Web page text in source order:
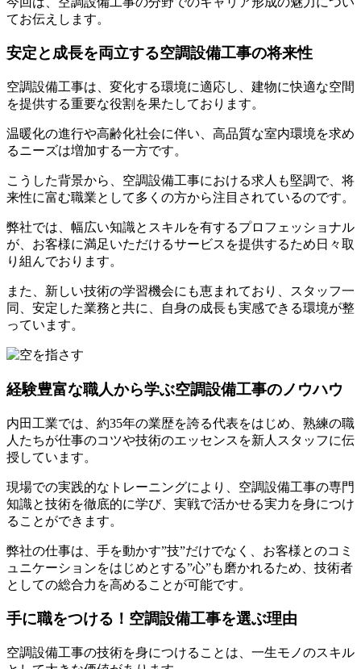
てお伝えします。
安定と成長を両立する空調設備工事の将来性
空調設備工事は、変化する環境に適応し、建物に快適な空間
を提供する重要な役割を果たしております。
温暖化の進行や高齢化社会に伴い、高品質な室内環境を求め
るニーズは増加する一方です。
こうした背景から、空調設備工事における求人も堅調で、将
来性に富む職業として多くの方から注目されているのです。
弊社では、幅広い知識とスキルを有するプロフェッショナル
が、お客様に満足いただけるサービスを提供するため日々取
り組んでおります。
また、新しい技術の学習機会にも恵まれており、スタッフ一
同、安定した業務と共に、自身の成長も実感できる環境が整
っています。
経験豊富な職人から学ぶ空調設備工事のノウハウ
内田工業では、約35年の業歴を誇る代表をはじめ、熟練の職
人たちが仕事のコツや技術のエッセンスを新人スタッフに伝
授しています。
現場での実践的なトレーニングにより、空調設備工事の専門
知識と技術を徹底的に学び、実戦で活かせる実力を身につけ
ることができます。
弊社の仕事は、手を動かす”技”だけでなく、お客様とのコミ
ュニケーションをはじめとする”心”も磨かれるため、技術者
としての総合力を高めることが可能です。
手に職をつける！空調設備工事を選ぶ理由
空調設備工事の技術を身につけることは、一生モノのスキル